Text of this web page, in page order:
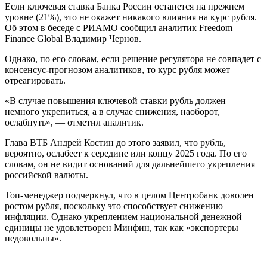
Если ключевая ставка Банка России останется на прежнем
уровне (21%), это не окажет никакого влияния на курс рубля.
Об этом в беседе с РИАМО сообщил аналитик Freedom
Finance Global Владимир Чернов.
Однако, по его словам, если решение регулятора не совпадет с
консенсус-прогнозом аналитиков, то курс рубля может
отреагировать.
«В случае повышения ключевой ставки рубль должен
немного укрепиться, а в случае снижения, наоборот,
ослабнуть», — отметил аналитик.
Глава ВТБ Андрей Костин до этого заявил, что рубль,
вероятно, ослабеет к середине или концу 2025 года. По его
словам, он не видит оснований для дальнейшего укрепления
российской валюты.
Топ-менеджер подчеркнул, что в целом Центробанк доволен
ростом рубля, поскольку это способствует снижению
инфляции. Однако укреплением национальной денежной
единицы не удовлетворен Минфин, так как «экспортеры
недовольны».